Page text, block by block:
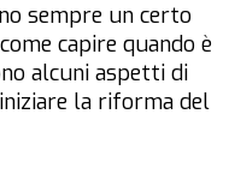
sempre un certo
capire quando è
alcuni aspetti di
la riforma del